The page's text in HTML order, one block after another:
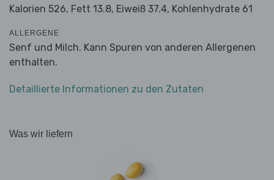
Kalorien 526, Fett 13.8, Eiweiß 37.4, Kohlenhydrate 61
ALLERGENE
Senf und Milch. Kann Spuren von anderen Allergenen
enthalten.
Detaillierte Informationen zu den Zutaten
Was wir liefern